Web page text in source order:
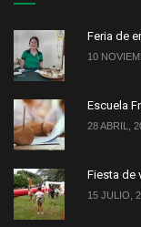
Feria de
10
Escuela
28 ABRIL,
Fiesta de
15 JULIO,